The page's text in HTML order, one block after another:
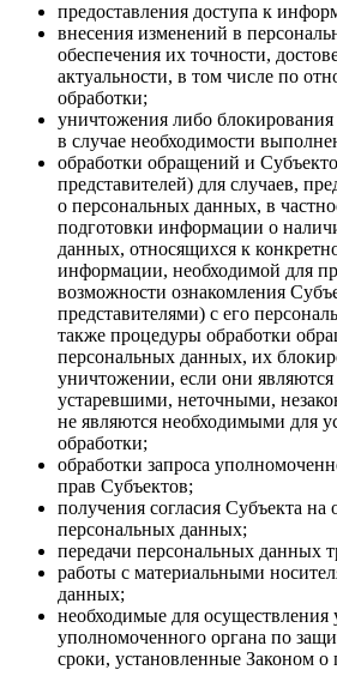
предоставления доступа к
внесения изменений в
обеспечения их точности,
актуальности, в том числе по
обработки;
уничтожения либо
в случае необходимости
обработки обращений и
представителей) для случаев,
о персональных данных, в
подготовки информации о
данных, относящихся к
информации, необходимой для
возможности ознакомления
представителями) с его
также процедуры обработки
персональных данных, их
уничтожении, если они
устаревшими, неточными,
не являются необходимыми для
обработки;
обработки запроса
прав Субъектов;
получения согласия Субъекта на
персональных данных;
передачи персональных данных
работы с материальными
данных;
необходимые для осуществления
уполномоченного органа по
сроки, установленные Законом